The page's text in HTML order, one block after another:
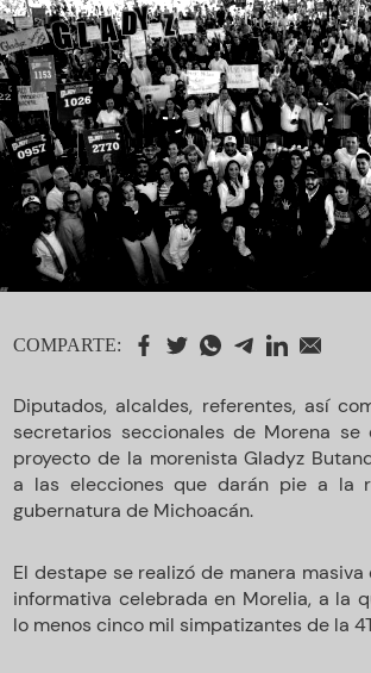
COMPARTE:
Diputados, alcaldes, referentes, así
secretarios seccionales de Morena
proyecto de la morenista Gladyz
a las elecciones que darán pie a la
gubernatura de Michoacán.
El destape se realizó de manera masiva
informativa celebrada en Morelia, a la
lo menos cinco mil simpatizantes de la